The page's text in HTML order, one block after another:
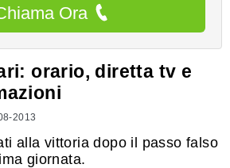
Ora
orario, diretta tv e
2013
alla vittoria dopo il passo falso
giornata.